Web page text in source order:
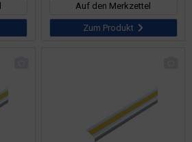
Auf den Merkzettel
Zum Produkt